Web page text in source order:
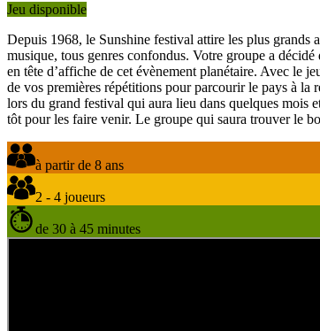
Jeu disponible
Depuis 1968, le Sunshine festival attire les plus grands
musique, tous genres confondus. Votre groupe a
en tête d’affiche de cet évènement planétaire. Avec le
de vos premières répétitions pour parcourir le pays à la
lors du grand festival qui aura lieu dans quelques mois
tôt pour les faire venir. Le groupe qui saura trouver le
à partir de 8 ans
2 - 4 joueurs
de 30 à 45 minutes